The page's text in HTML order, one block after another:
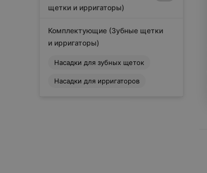
щетки и ирригаторы)
Комплектующие (Зубные щетки
и ирригаторы)
Насадки для зубных щеток
Насадки для ирригаторов